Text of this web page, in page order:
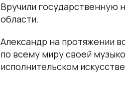
Вручили государственную
области.
Александр на протяжении
по всему миру своей
исполнительском